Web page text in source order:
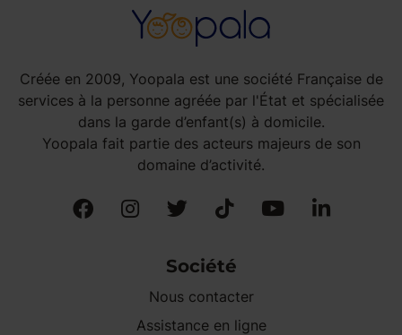
Créée en 2009, Yoopala est une société Française de
services à la personne agréée par l'État et spécialisée
dans la garde d’enfant(s) à domicile.
Yoopala fait partie des acteurs majeurs de son
domaine d’activité.
Société
Nous contacter
Assistance en ligne